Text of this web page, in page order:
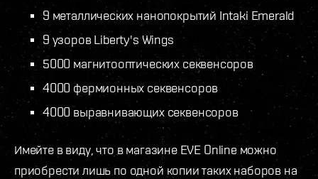
9 металлических нанопокрытий Intaki Emerald
9 узоров Liberty's Wings
5000 магнитооптических секвенсоров
4000 фермионных секвенсоров
4000 выравнивающих секвенсоров
Имейте в виду, что в магазине EVE Online можно
приобрести лишь по одной копии таких наборов на